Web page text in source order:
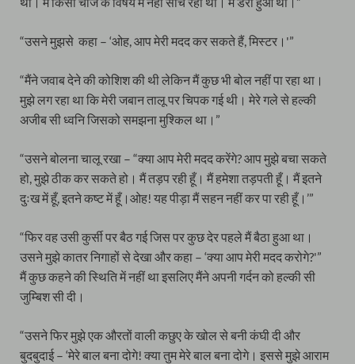
“उसने मुझसे कहा – ‘ओह, आप मेरी मदद कर सकते हैं, मिस्टर।'”
“मैंने जवाब देने की कोशिश की थी लेकिन मैं कुछ भी बोल नहीं पा रहा था।
मुझे लग रहा था कि मेरी जबान तालू पर चिपक गई थी। मेरे गले से हल्की
अजीब सी ध्वनि जिसको समझना मुश्किल था।”
“उसने बोलना चालू रखा – “क्या आप मेरी मदद करेंगे? आप मुझे बचा सकते
हो, मुझे ठीक कर सकते हो। मैं तड़प रही हूँ। मैं हमेशा तड़पती हूँ। मैं इतने
दुःख में हूँ, इतने कष्ट में हूँ।ओह! यह पीड़ा मैं सहन नहीं कर पा रही हूँ।’”
“फिर वह उसी कुर्सी पर बैठ गई जिस पर कुछ देर पहले मैं बैठा हुआ था।
उसने मुझे कातर निगाहों से देखा और कहा – ‘क्या आप मेरी मदद करोगे?'”
मैं कुछ कहने की स्थिति में नहीं था इसलिए मैंने अपनी गर्दन को हल्की सी
जुम्बिश सी दी।
“उसने फिर मुझे एक औरतों वाली कछुए के खोल से बनी कंघी दी और
बुदबुदाई – ‘मेरे बाल बना दोगे! क्या तुम मेरे बाल बना दोगे। इससे मुझे आराम